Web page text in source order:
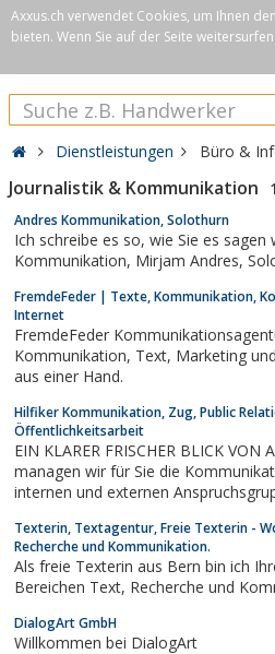
Axxus.ch verwendet Cookies, um Ihnen
bieten. Wenn Sie auf der Seite
Dienstleistungen Büro &
Journalistik & Kommunikation
Andres Kommunikation, Solothurn
Ich schreibe es so, wie Sie es sagen wollen. Andres
FremdeFeder | Texte, Kommunikation,
Internet
FremdeFeder Kommunikationsagentur
Kommunikation, Text, Marketing und PR, online und offline: alles
aus einer Hand.
Hilfiker Kommunikation, Zug, Public
Öffentlichkeitsarbeit
EIN KLARER FRISCHER BLICK VON
managen wir für Sie die
internen und externen
Texterin, Textagentur, Freie Texterin -
Recherche und Kommunikation.
Als freie Texterin aus Bern bin ich
Bereichen Text, Recherche
DialogArt GmbH
Willkommen bei DialogArt